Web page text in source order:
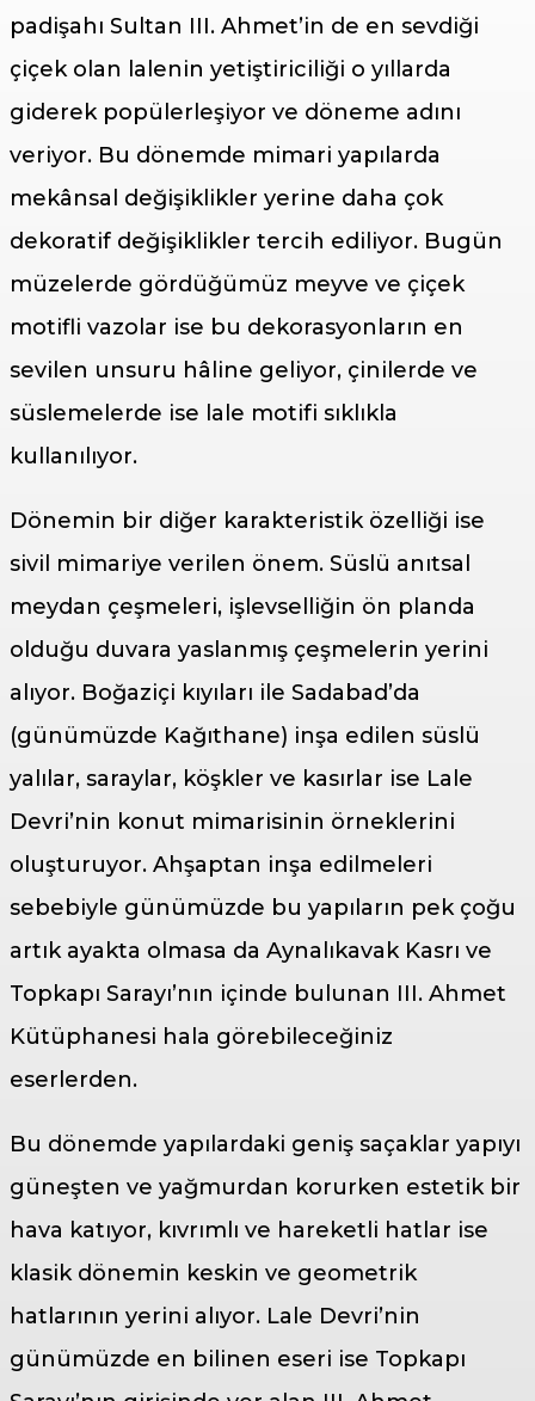
padişahı Sultan III. Ahmet’in de en sevdiği
çiçek olan lalenin yetiştiriciliği o yıllarda
giderek popülerleşiyor ve döneme adını
veriyor. Bu dönemde mimari yapılarda
mekânsal değişiklikler yerine daha çok
dekoratif değişiklikler tercih ediliyor. Bugün
müzelerde gördüğümüz meyve ve çiçek
motifli vazolar ise bu dekorasyonların en
sevilen unsuru hâline geliyor, çinilerde ve
süslemelerde ise lale motifi sıklıkla
kullanılıyor.
Dönemin bir diğer karakteristik özelliği ise
sivil mimariye verilen önem. Süslü anıtsal
meydan çeşmeleri, işlevselliğin ön planda
olduğu duvara yaslanmış çeşmelerin yerini
alıyor. Boğaziçi kıyıları ile Sadabad’da
(günümüzde Kağıthane) inşa edilen süslü
yalılar, saraylar, köşkler ve kasırlar ise Lale
Devri’nin konut mimarisinin örneklerini
oluşturuyor. Ahşaptan inşa edilmeleri
sebebiyle günümüzde bu yapıların pek çoğu
artık ayakta olmasa da Aynalıkavak Kasrı ve
Topkapı Sarayı’nın içinde bulunan III. Ahmet
Kütüphanesi hala görebileceğiniz
eserlerden.
Bu dönemde yapılardaki geniş saçaklar yapıyı
güneşten ve yağmurdan korurken estetik bir
hava katıyor, kıvrımlı ve hareketli hatlar ise
klasik dönemin keskin ve geometrik
hatlarının yerini alıyor. Lale Devri’nin
günümüzde en bilinen eseri ise Topkapı